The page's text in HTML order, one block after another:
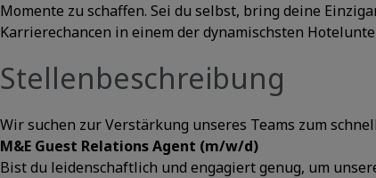
Momente zu schaffen. Sei du selbst, bring deine
Karrierechancen in einem der dynamischsten
Stellenbeschreibung
Wir suchen zur Verstärkung unseres Teams zum
M&E Guest Relations Agent (m/w/d)
Bist du leidenschaftlich und engagiert genug, um